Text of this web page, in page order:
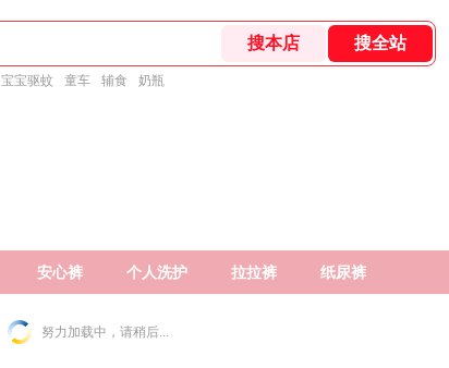
宝宝驱蚊 童车 辅食 奶瓶
安心裤 个人洗护 拉拉裤 纸尿裤
努力加载中，请稍后...